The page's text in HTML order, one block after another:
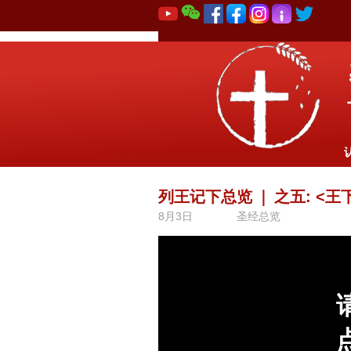
列王记下总览 之五: <王
8月3日 圣经总览